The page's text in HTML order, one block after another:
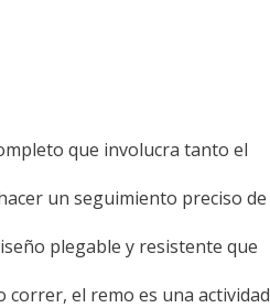
que involucra tanto el
un seguimiento preciso de
plegable y resistente que
correr, el remo es una actividad